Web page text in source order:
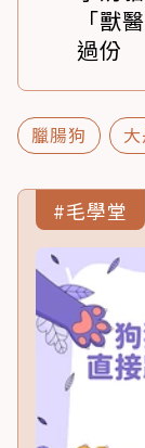
「獸
過份
臘腸狗
#毛學堂